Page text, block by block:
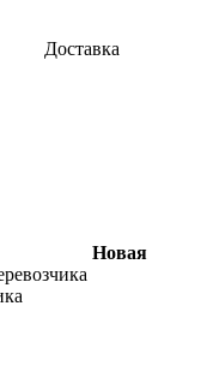
Доставка
Новая